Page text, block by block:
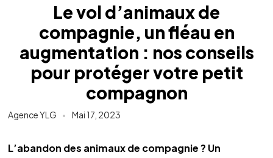
Le vol d’animaux de
compagnie, un fléau en
augmentation : nos conseils
pour protéger votre petit
compagnon
Agence YLG Mai 17, 2023
L’abandon des animaux de compagnie ? Un